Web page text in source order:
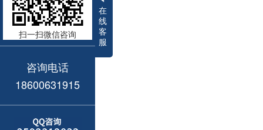
在
线
客
服
扫一扫微信咨询
咨询电话
18600631915